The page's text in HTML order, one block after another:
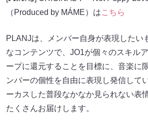
（Produced by MÁME）はこちら
PLANJは、メンバー自身が表現したい
なコンテンツで、JO1が個々のスキル
ープに還元することを目標に、音楽に
ンバーの個性を自由に表現し発信して
ーカスした普段なかなか見られない表
たくさんお届けします。